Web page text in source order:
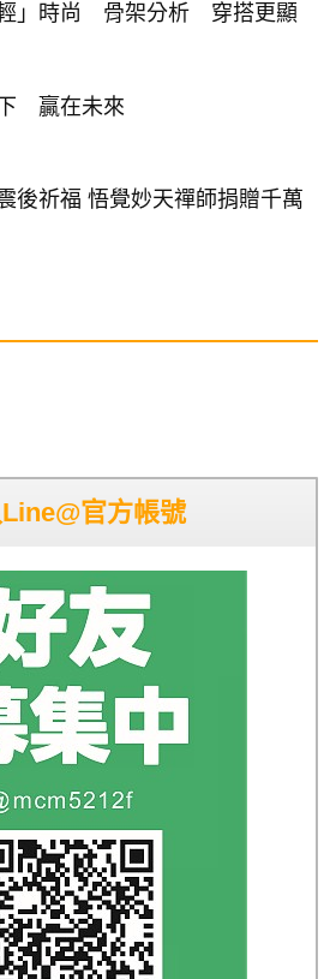
」時尚 骨架分析 穿搭更顯
贏在未來
後祈福 悟覺妙天禪師捐贈千萬
官方帳號